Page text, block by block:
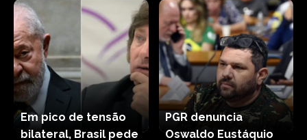
Em pico de tensão
bilateral, Brasil pede
PGR denuncia
Oswaldo Eustáquio